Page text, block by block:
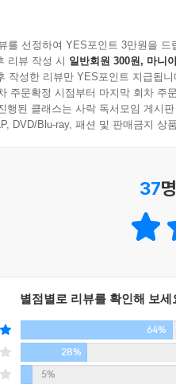
를 선정하여 YES포인트 3만원을 드
리뷰 작성 시 일반회원 300원, 마니
작성한 리뷰만 YES포인트 지급됩니
주문확정 시점부터 마지막 회차 주
행된 클래스는 사락 독서모임 게시
DVD/Blu-ray, 패션 및 판매금지 상
37
별점별로 리뷰를 확인해 보세
64%
28%
5%